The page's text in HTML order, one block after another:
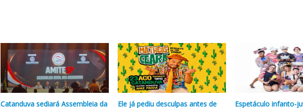
Catanduva sediará Assembleia da
Ele já pediu desculpas antes de
Espetáculo infanto-